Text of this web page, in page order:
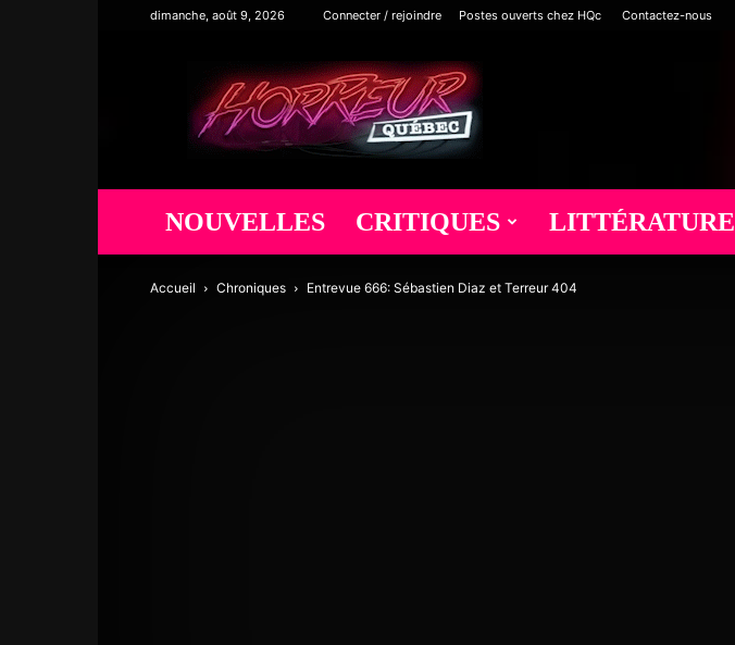
dimanche, août 9, 2026 Connecter / rejoindre Postes ouverts chez HQc Contactez-nous
Horreur
Québec
NOUVELLES CRITIQUES LITTÉRATURE
Accueil Chroniques Entrevue 666: Sébastien Diaz et Terreur 404